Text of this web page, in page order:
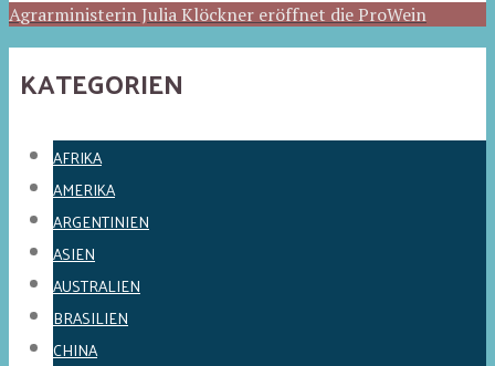
Agrarministerin Julia Klöckner eröffnet die ProWein
KATEGORIEN
AFRIKA
AMERIKA
ARGENTINIEN
ASIEN
AUSTRALIEN
BRASILIEN
CHINA